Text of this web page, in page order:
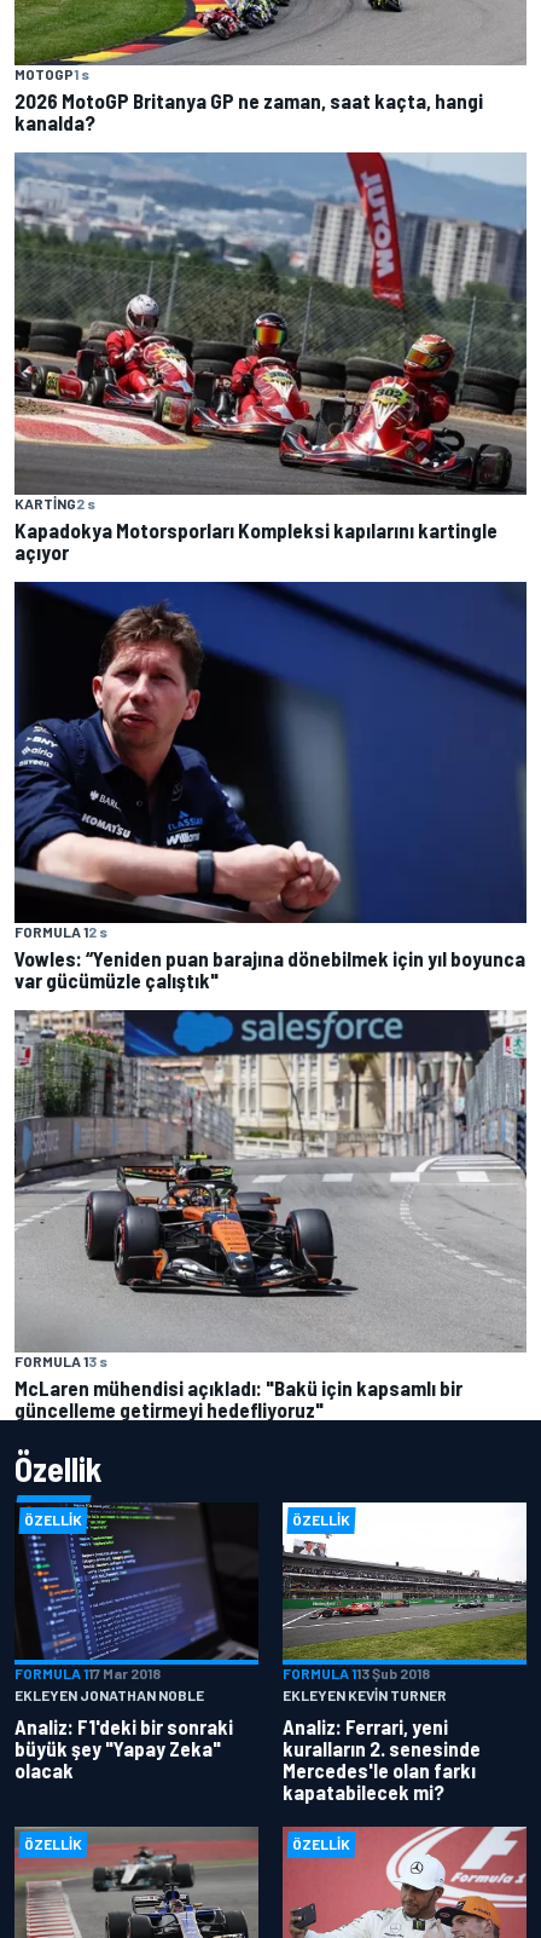
MOTOGP1 s
2026 MotoGP Britanya GP ne zaman, saat kaçta, hangi
kanalda?
KARTING2 s
Kapadokya Motorsporları Kompleksi kapılarını kartingle
açıyor
FORMULA 12 s
Vowles: “Yeniden puan barajına dönebilmek için yıl boyunca
var gücümüzle çalıştık"
FORMULA 13 s
McLaren mühendisi açıkladı: "Bakü için kapsamlı bir
güncelleme getirmeyi hedefliyoruz"
Özellik
ÖZELLIK
FORMULA 117 Mar 2018
EKLEYEN JONATHAN NOBLE
Analiz: F1'deki bir sonraki
büyük şey "Yapay Zeka"
olacak
ÖZELLIK
FORMULA 113 Şub 2018
EKLEYEN KEVIN TURNER
Analiz: Ferrari, yeni
kuralların 2. senesinde
Mercedes'le olan farkı
kapatabilecek mi?
ÖZELLIK ÖZELLIK